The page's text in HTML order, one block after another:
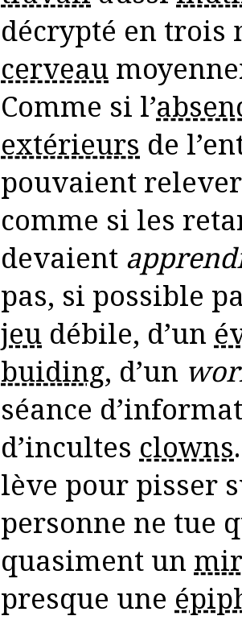
décrypté en trois
cerveau
Comme si l’
extérieurs de
pouvaient
comme si les
devaient
pas, si possible
jeu débile, d’un
buiding, d’un
séance
d’incultes clowns
lève pour pisser
personne ne tue
quasiment un
presque une